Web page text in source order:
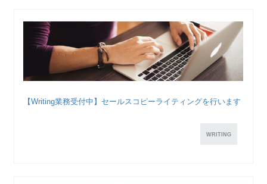
【Writing業務受付中】セールスコピーライティングを行います
WRITING